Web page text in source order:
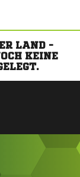
LAND -
KEINE